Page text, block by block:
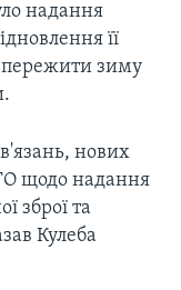
надання
її
пережити зиму
нових
щодо надання
зброї та
Кулеба